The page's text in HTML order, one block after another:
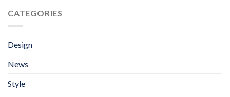
CATEGORIES
Design
News
Style